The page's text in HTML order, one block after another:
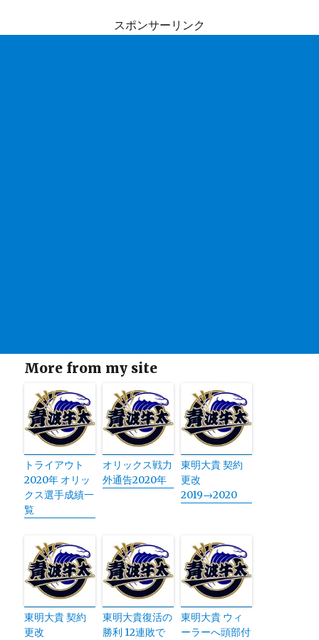
スポンサーリンク
More from my site
トライアウト
2020年 オリッ
クス選手成績一
覧
オリックス戦力
外通告2020年
東明大貴 契約
更改
2019→2020
東明大貴 契約
更改
東明大貴復活の
勝利 12連敗で
東明大貴 ウィ
ーラーへ頭部付